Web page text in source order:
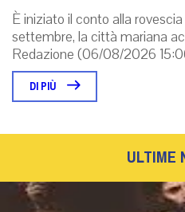
È iniziato il conto alla
settembre, la città mariana
Redazione (06/08/2026
DI PIÙ
ULTIME